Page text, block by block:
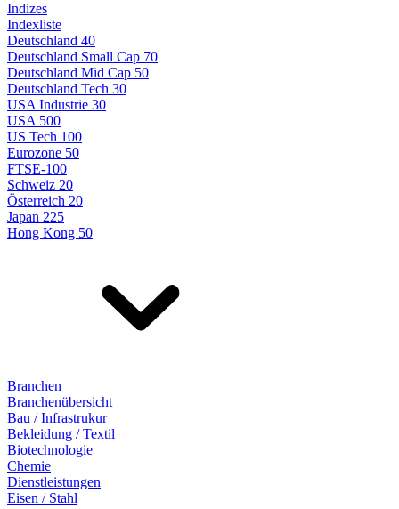
Indizes
Indexliste
Deutschland 40
Deutschland Small Cap 70
Deutschland Mid Cap 50
Deutschland Tech 30
USA Industrie 30
USA 500
US Tech 100
Eurozone 50
FTSE-100
Schweiz 20
Österreich 20
Japan 225
Hong Kong 50
Branchen
Branchenübersicht
Bau / Infrastrukur
Bekleidung / Textil
Biotechnologie
Chemie
Dienstleistungen
Eisen / Stahl